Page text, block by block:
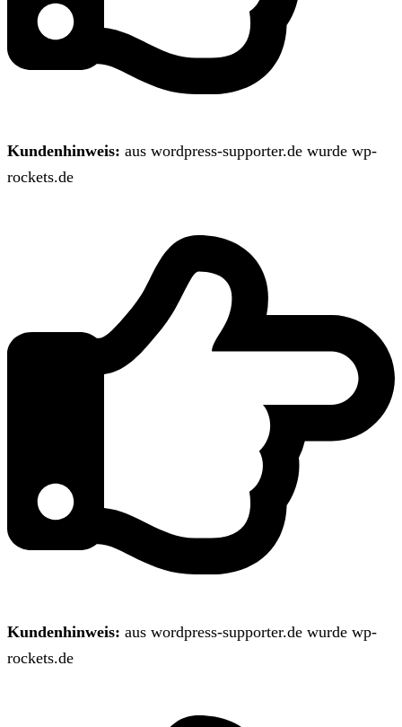
Kundenhinweis: aus wordpress-supporter.de wurde wp-
rockets.de
Kundenhinweis: aus wordpress-supporter.de wurde wp-
rockets.de